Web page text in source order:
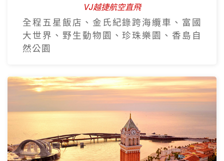
VJ越捷航空直飛
全程五星飯店、金氏紀錄跨海纜車、富國
大世界、野生動物園、珍珠樂園、香島自
然公園